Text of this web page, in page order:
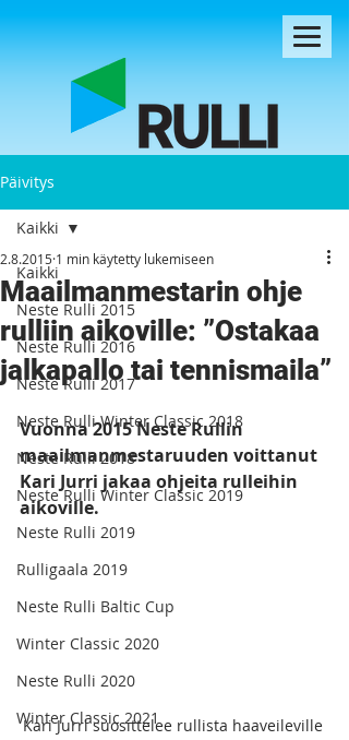
Päivitys
Kaikki
Neste Rulli 2015
Neste Rulli 2016
Neste Rulli 2017
Neste Rulli Winter Classic 2018
Neste Rulli 2018
Neste Rulli Winter Classic 2019
Neste Rulli 2019
Rulligaala 2019
Neste Rulli Baltic Cup
Winter Classic 2020
Neste Rulli 2020
Winter Classic 2021
Kaikki
Maailmanmestarin ohje
rulliin aikoville: ”Ostakaa
jalkapallo tai tennismaila”
2.8.2015 1 min käytetty lukemiseen
Vuonna 2015 Neste Rullin
maailmanmestaruuden voittanut
Kari Jurri jakaa ohjeita rulleihin
aikoville.
Kari Jurri suosittelee rullista haaveileville